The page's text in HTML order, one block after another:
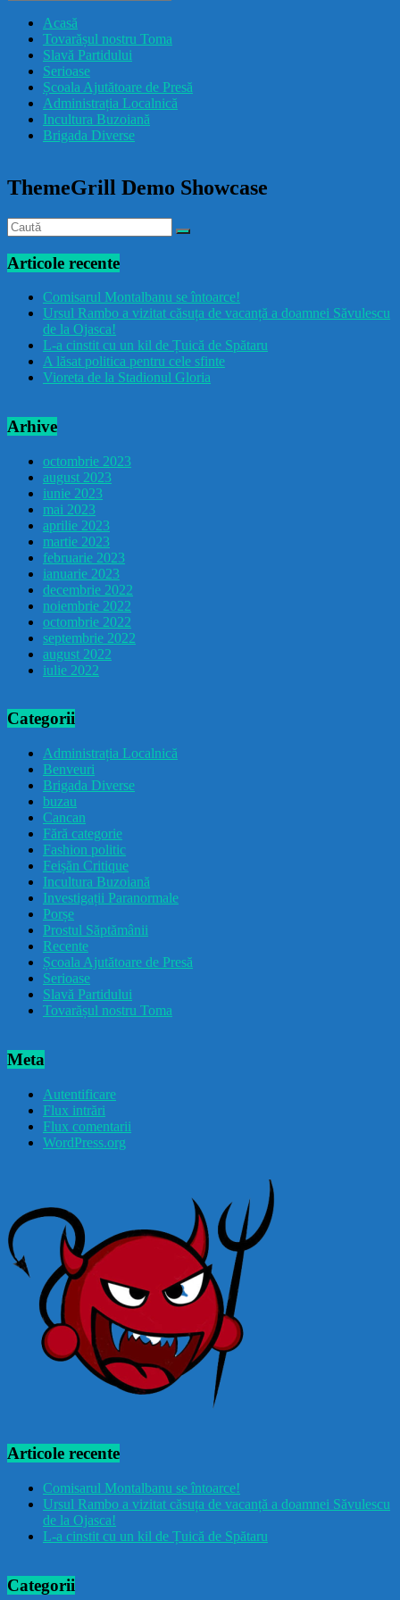
Acasă
Tovarășul nostru Toma
Slavă Partidului
Serioase
Școala Ajutătoare de Presă
Administrația Localnică
Incultura Buzoiană
Brigada Diverse
ThemeGrill Demo Showcase
Articole recente
Comisarul Montalbanu se întoarce!
Ursul Rambo a vizitat căsuța de vacanță a doamnei Săvulescu
de la Ojasca!
L-a cinstit cu un kil de Țuică de Spătaru
A lăsat politica pentru cele sfinte
Vioreta de la Stadionul Gloria
Arhive
octombrie 2023
august 2023
iunie 2023
mai 2023
aprilie 2023
martie 2023
februarie 2023
ianuarie 2023
decembrie 2022
noiembrie 2022
octombrie 2022
septembrie 2022
august 2022
iulie 2022
Categorii
Administrația Localnică
Benveuri
Brigada Diverse
buzau
Cancan
Fără categorie
Fashion politic
Feișăn Critique
Incultura Buzoiană
Investigații Paranormale
Porșe
Prostul Săptămânii
Recente
Școala Ajutătoare de Presă
Serioase
Slavă Partidului
Tovarășul nostru Toma
Meta
Autentificare
Flux intrări
Flux comentarii
WordPress.org
Articole recente
Comisarul Montalbanu se întoarce!
Ursul Rambo a vizitat căsuța de vacanță a doamnei Săvulescu
de la Ojasca!
L-a cinstit cu un kil de Țuică de Spătaru
Categorii